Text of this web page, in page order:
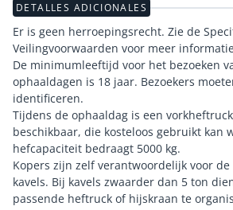
DETALLES ADICIONALES
Er is geen herroepingsrecht. Zie de
Veilingvoorwaarden voor meer
De minimumleeftijd voor het bezoeken
ophaaldagen is 18 jaar. Bezoekers
identificeren.
Tijdens de ophaaldag is een
beschikbaar, die kosteloos gebruikt kan
hefcapaciteit bedraagt 5000 kg.
Kopers zijn zelf verantwoordelijk voor
kavels. Bij kavels zwaarder dan 5 ton
passende heftruck of hijskraan te